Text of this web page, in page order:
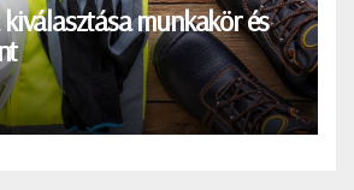
munkakör és